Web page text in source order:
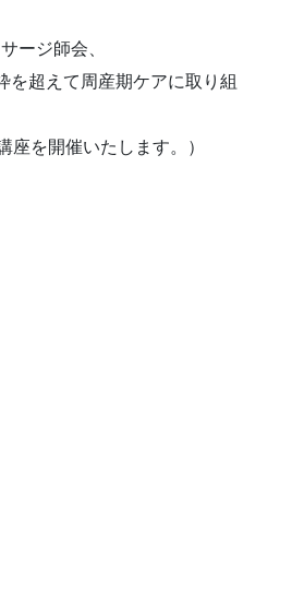
ージ師会、
を超えて周産期ケアに取り組
座を開催いたします。）